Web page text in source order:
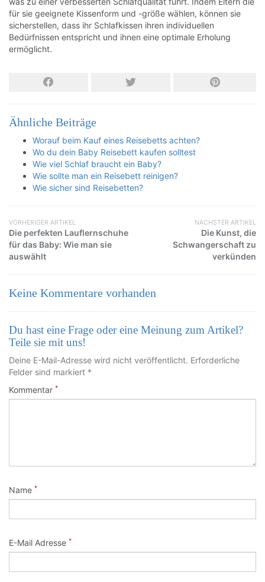
für sie geeignete Kissenform und -größe wählen, können sie
sicherstellen, dass ihr Schlafkissen ihren individuellen
Bedürfnissen entspricht und ihnen eine optimale Erholung
ermöglicht.
Ähnliche Beiträge
Worauf beim Kauf eines Reisebetts achten?
Wo du dein Baby Reisebett kaufen solltest
Wie viel Schlaf braucht ein Baby?
Wie sollte man ein Reisebett reinigen?
Wie sicher sind Reisebetten?
VORHERIGER ARTIKEL
Die perfekten Lauflernschuhe
für das Baby: Wie man sie
auswählt
NÄCHSTER ARTIKEL
Die Kunst, die
Schwangerschaft zu
verkünden
Keine Kommentare vorhanden
Du hast eine Frage oder eine Meinung zum Artikel?
Teile sie mit uns!
Deine E-Mail-Adresse wird nicht veröffentlicht. Erforderliche
Felder sind markiert *
Kommentar *
Name *
E-Mail Adresse *